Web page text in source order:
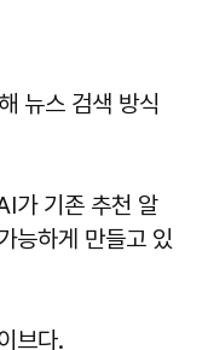
뉴스 검색 방식
가 기존 추천 알
능하게 만들고 있
브다.